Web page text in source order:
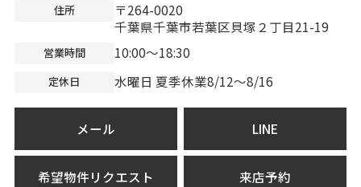
住所
〒264-0020
千葉県千葉市若葉区貝塚２丁目21-19
営業時間 10:00～18:30
定休日 水曜日 夏季休業8/12～8/16
メール LINE
希望物件リクエスト 来店予約